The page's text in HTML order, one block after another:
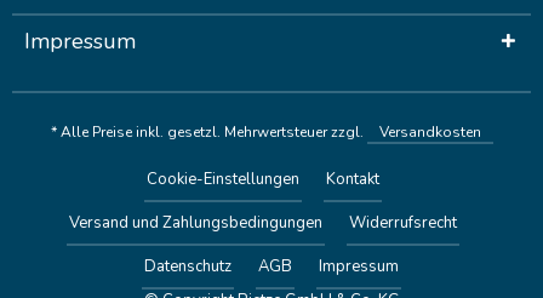
Impressum
* Alle Preise inkl. gesetzl. Mehrwertsteuer zzgl. Versandkosten
Cookie-Einstellungen
Kontakt
Versand und Zahlungsbedingungen
Widerrufsrecht
Datenschutz
AGB
Impressum